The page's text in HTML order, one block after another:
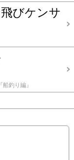
びケンサ
釣り編』